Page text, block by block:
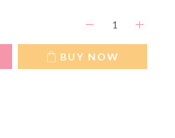
BUY NOW